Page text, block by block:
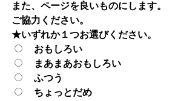
また、ページを良いものにします。
ご協力ください。
★いずれか１つお選びください。
おもしろい
まあまあおもしろい
ふつう
ちょっとだめ